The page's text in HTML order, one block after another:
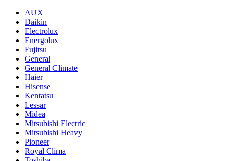
AUX
Daikin
Electrolux
Energolux
Fujitsu
General
General Climate
Haier
Hisense
Kentatsu
Lessar
Midea
Mitsubishi Electric
Mitsubishi Heavy
Pioneer
Royal Clima